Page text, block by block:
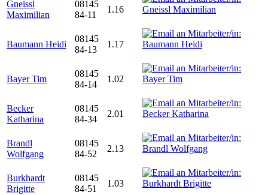
Gneissl
Maximilian
08145
84-11
1.16
Baumann Heidi
08145
84-13
1.17
Bayer Tim
08145
84-14
1.02
Becker
Katharina
08145
84-34
2.01
Brandl
Wolfgang
08145
84-52
2.13
Burkhardt
Brigitte
08145
84-51
1.03